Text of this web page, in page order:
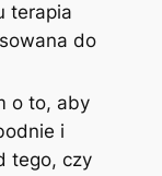
terapia
do
o to, aby
i
tego, czy